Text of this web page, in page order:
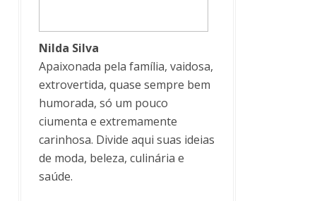
Nilda Silva
Apaixonada pela família, vaidosa,
extrovertida, quase sempre bem
humorada, só um pouco
ciumenta e extremamente
carinhosa. Divide aqui suas ideias
de moda, beleza, culinária e
saúde.